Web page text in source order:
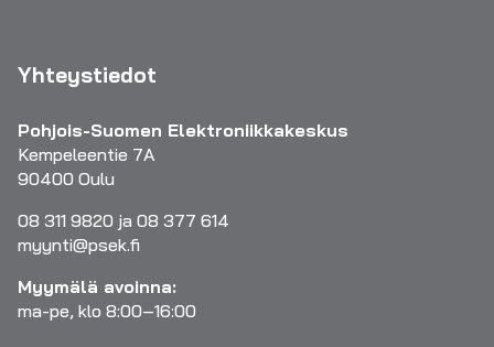
Yhteystiedot
Pohjois-Suomen Elektroniikkakeskus
Kempeleentie 7A
90400 Oulu
08 311 9820 ja 08 377 614
myynti@psek.fi
Myymälä avoinna:
ma-pe, klo 8:00–16:00